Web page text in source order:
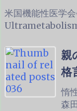
米国機能性医学
Ultrametabolism
親
格
惰
森